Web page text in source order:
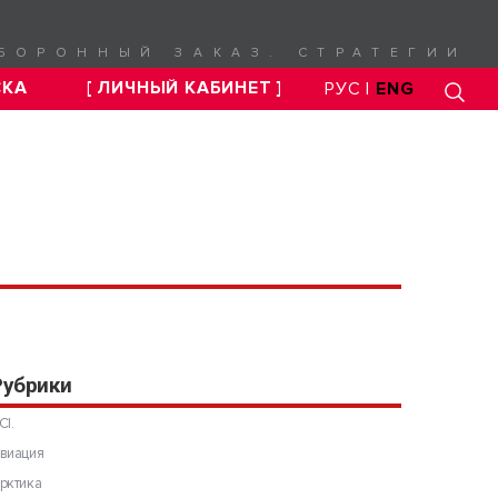
ЗАКАЗ. СТРАТЕГИИ
[ ЛИЧНЫЙ КАБИНЕТ ] РУС | ENG